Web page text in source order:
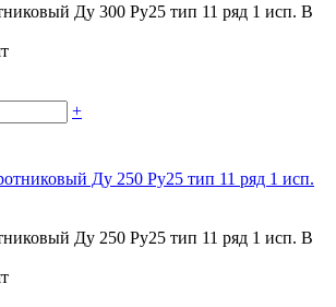
Ду 300 Ру25 тип 11 ряд 1 исп. B
+
Ду 250 Ру25 тип 11 ряд 1 исп. B